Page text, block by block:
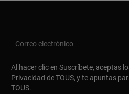
Correo electrónico
Al hacer clic en Suscríbete, aceptas
Privacidad de TOUS, y te apuntas
TOUS.